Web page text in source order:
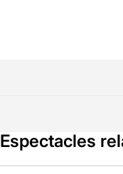
Espectacles